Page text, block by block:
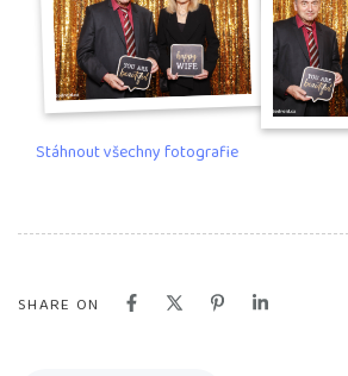
Stáhnout všechny fotografie
SHARE ON